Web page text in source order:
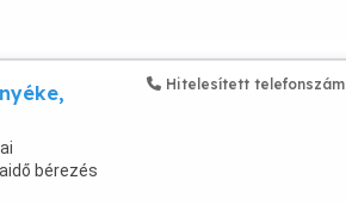
bérezés
Hitelesített telefonszám